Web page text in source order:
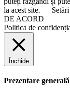
la acest site.
DE ACORD
Politica de
Închide
Prezentare